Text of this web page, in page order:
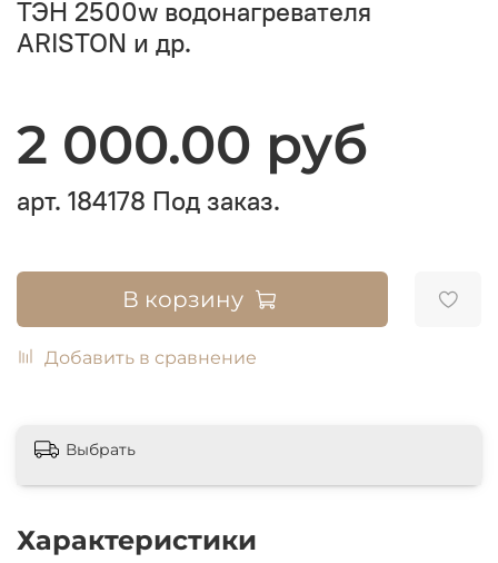
ТЭН 2500w водонагревателя
ARISTON и др.
2 000.00 руб
арт. 184178 Под заказ.
В корзину
Добавить в сравнение
Характеристики
Выбрать